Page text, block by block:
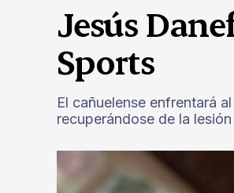
Jesús
Sports
El cañuelense enfrentará
recuperándose de la